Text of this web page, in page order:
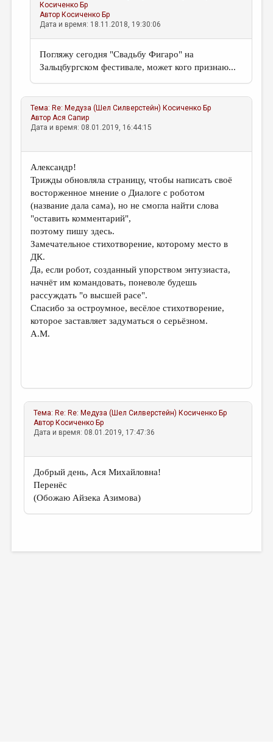
Косиченко Бр
Автор Косиченко Бр
Дата и время: 18.11.2018, 19:30:06
Погляжу сегодня "Свадьбу Фигаро" на
Зальцбургском фестивале, может кого признаю...
Тема: Re: Медуза (Шел Силверстейн) Косиченко Бр
АвторАся Сапир
Дата и время: 08.01.2019, 16:44:15
Александр!
Трижды обновляла страницу, чтобы написать своё
восторженное мнение о Диалоге с роботом
(название дала сама), но не смогла найти слова
"оставить комментарий",
поэтому пишу здесь.
Замечательное стихотворение, которому место в
ДК.
Да, если робот, созданный упорством энтузиаста,
начнёт им командовать, поневоле будешь
рассуждать "о высшей расе".
Спасибо за остроумное, весёлое стихотворение,
которое заставляет задуматься о серьёзном.
А.М.
Тема: Re: Re: Медуза (Шел Силверстейн) Косиченко Бр
Автор Косиченко Бр
Дата и время: 08.01.2019, 17:47:36
Добрый день, Ася Михайловна!
Перенёс
(Обожаю Айзека Азимова)